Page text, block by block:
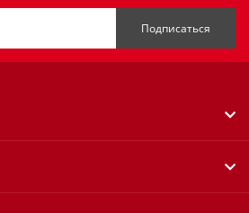
Подписаться